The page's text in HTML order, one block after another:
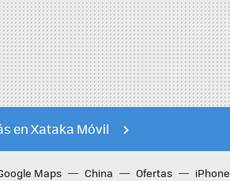
en Xataka Móvil
Maps China Ofertas iPhone